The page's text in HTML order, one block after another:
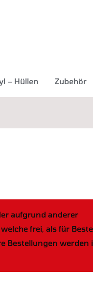
– Hüllen Zubehör
aufgrund anderer
frei, als für
Bestellungen werden